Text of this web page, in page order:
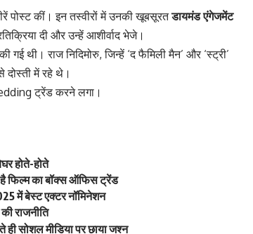
पोस्ट कीं। इन तस्वीरों में उनकी खूबसूरतडायमंड एंगेजमेंट
दी और उन्हें आशीर्वाद भेजे।
थी। राज निदिमोरु, जिन्हें ‘द फैमिली मैन’ और ‘स्ट्री’
में रहे थे।
ट्रेंड करने लगा।
होते-होते
है फिल्म का बॉक्स ऑफिस ट्रेंड
में बेस्ट एक्टर नॉमिनेशन
राजनीति
ही सोशल मीडिया पर छाया जश्न